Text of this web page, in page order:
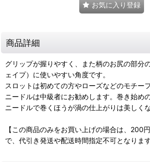
お気に入り登録
商品詳細
グリップが握りやすく、また柄のお尻の部分
ェイプ）に使いやすい角度です。
スロットは初めての方やローズなどのモチー
ニードルは中級者にお勧めします。巻き始め
ニードルで巻くほうが渦の仕上がりは美しくな
【この商品のみをお買い上げの場合は、200
で、代引き発送や配送時間指定不可となります